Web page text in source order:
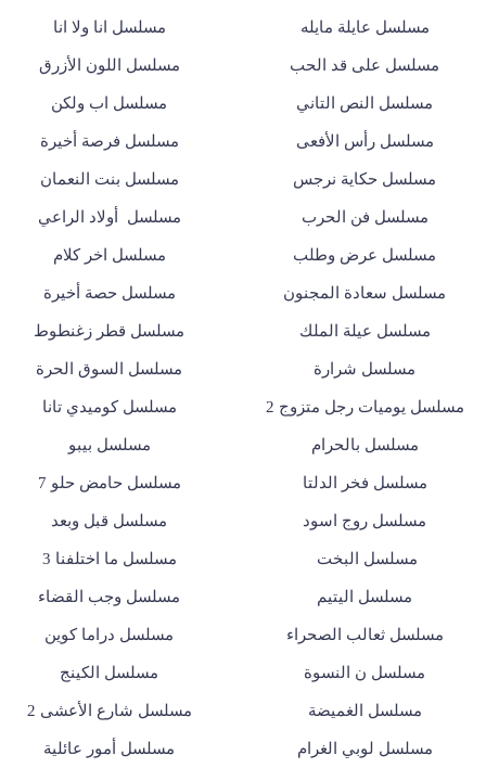
مسلسل عايلة مايله مسلسل انا ولا انا
مسلسل على قد الحب مسلسل اللون الأزرق
مسلسل النص التاني مسلسل اب ولكن
مسلسل رأس الأفعى مسلسل فرصة أخيرة
مسلسل حكاية نرجس مسلسل بنت النعمان
مسلسل فن الحرب مسلسل أولاد الراعي
مسلسل عرض وطلب مسلسل اخر كلام
مسلسل سعادة المجنون مسلسل حصة أخيرة
مسلسل عيلة الملك مسلسل قطر زغنطوط
مسلسل شرارة مسلسل السوق الحرة
مسلسل يوميات رجل متزوج 2 مسلسل كوميدي تانا
مسلسل بالحرام مسلسل بيبو
مسلسل فخر الدلتا مسلسل حامض حلو 7
مسلسل روج اسود مسلسل قبل وبعد
مسلسل البخت مسلسل ما اختلفنا 3
مسلسل اليتيم مسلسل وجب القضاء
مسلسل ثعالب الصحراء مسلسل دراما كوين
مسلسل ن النسوة مسلسل الكينج
مسلسل الغميضة مسلسل شارع الأعشى 2
مسلسل لوبي الغرام مسلسل أمور عائلية